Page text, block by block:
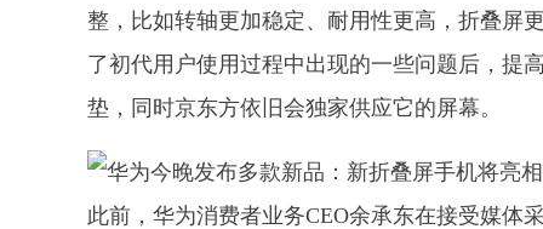
整，比如转轴更加稳定、耐用性更高，折叠屏
了初代用户使用过程中出现的一些问题后，提
垫，同时京东方依旧会独家供应它的屏幕。
此前，华为消费者业务CEO余承东在接受媒体